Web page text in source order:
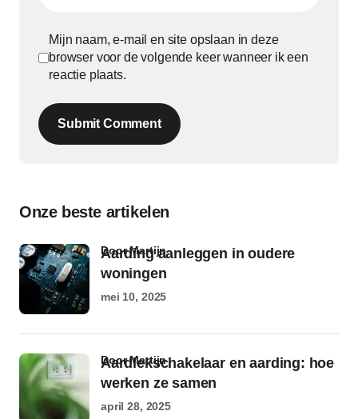
Mijn naam, e-mail en site opslaan in deze
browser voor de volgende keer wanneer ik een
reactie plaats.
Submit Comment
Onze beste artikelen
Aarding aanleggen in oudere
woningen
door Martijn
mei 10, 2025
Aardlekschakelaar en aarding: hoe
werken ze samen
door Martijn
april 28, 2025